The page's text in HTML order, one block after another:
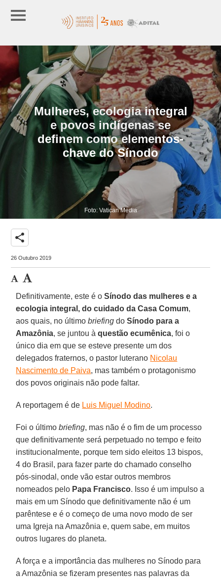
Mulheres, ecologia integral
e povos indígenas se
definem como elementos-
chave do Sínodo
Foto: Vatican Media
share
26 Outubro 2019
Definitivamente, este é oSínodo das mulheres e a
ecologia integral, do cuidado da Casa Comum,
aos quais, no últimobriefing doSínodo para a
Amazônia, se juntou àquestão ecumênica, foi o
único dia em que se esteve presente um dos
delegados fraternos, o pastor luterano Nicolau
Nascimento de Paiva, mas também o protagonismo
dos povos originais não pode faltar.
A reportagem é de Luis Miguel Modino.
Foi o últimobriefing, mas não é o fim de um processo
que definitivamente será perpetuado no tempo e feito
institucionalmente, porque tem sido eleitos 13 bispos,
4 do Brasil, para fazer parte do chamado conselho
pós-sinodal, onde vão estar outros membros
nomeados pelo Papa Francisco. Isso é um impulso a
mais em um Sínodo que definitivamente não é um
parêntese e é o começo de uma novo modo de ser
uma Igreja na Amazônia e, quem sabe, em muitos
outros lugares do planeta.
A força e a importância das mulheres no Sínodo para
a Amazônia se fizeram presentes nas palavras da